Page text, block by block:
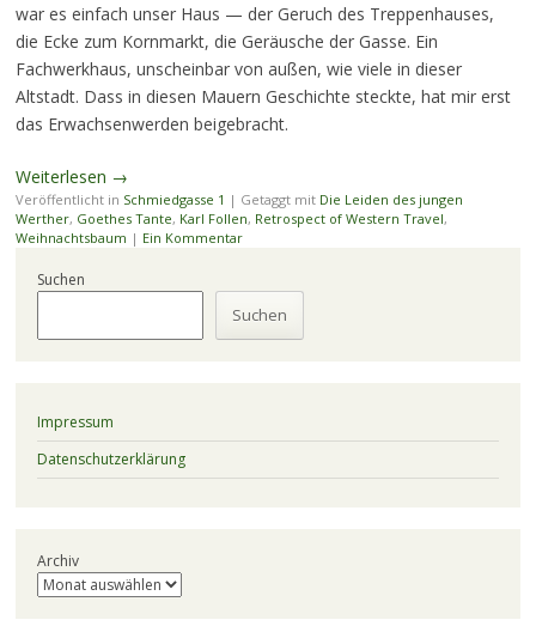
war es einfach unser Haus — der Geruch des Treppenhauses,
die Ecke zum Kornmarkt, die Geräusche der Gasse. Ein
Fachwerkhaus, unscheinbar von außen, wie viele in dieser
Altstadt. Dass in diesen Mauern Geschichte steckte, hat mir erst
das Erwachsenwerden beigebracht.
Weiterlesen →
Veröffentlicht in Schmiedgasse 1 | Getaggt mit Die Leiden des jungen
Werther, Goethes Tante, Karl Follen, Retrospect of Western Travel,
Weihnachtsbaum | Ein Kommentar
Suchen
Suchen
Impressum
Datenschutzerklärung
Archiv